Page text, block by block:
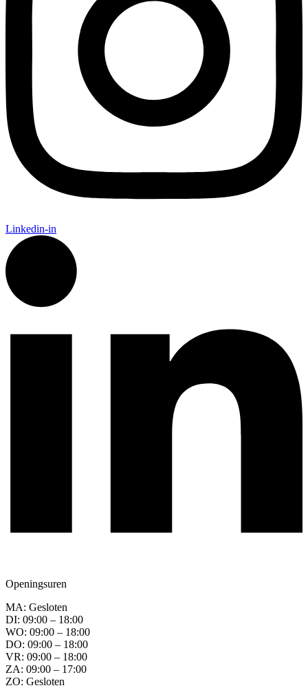
Linkedin-in
Openingsuren
MA: Gesloten
DI: 09:00 – 18:00
WO: 09:00 – 18:00
DO: 09:00 – 18:00
VR: 09:00 – 18:00
ZA: 09:00 – 17:00
ZO: Gesloten